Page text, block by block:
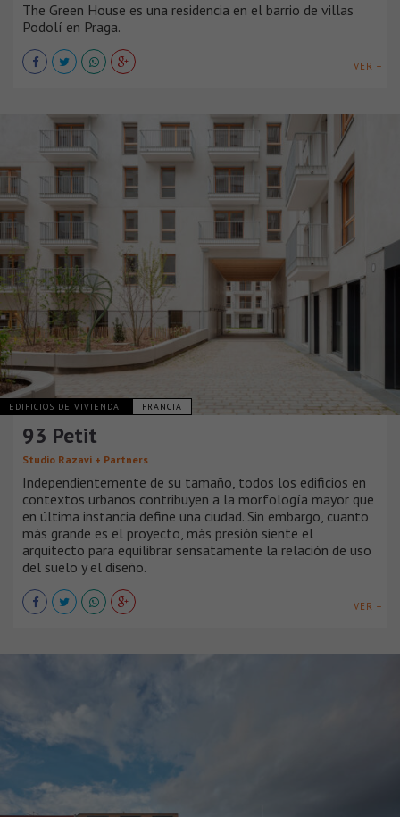
The Green House es una residencia en el barrio de villas
Podolí en Praga.
VER +
EDIFICIOS DE VIVIENDA FRANCIA
93 Petit
Studio Razavi + Partners
Independientemente de su tamaño, todos los edificios en
contextos urbanos contribuyen a la morfología mayor que
en última instancia define una ciudad. Sin embargo, cuanto
más grande es el proyecto, más presión siente el
arquitecto para equilibrar sensatamente la relación de uso
del suelo y el diseño.
VER +